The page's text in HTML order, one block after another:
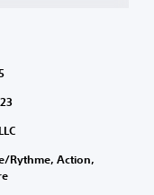
Rythme, Action,